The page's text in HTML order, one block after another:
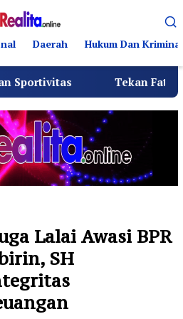
Daerah Hukum Dan Kriminal
Tekan Fatalitas
Lalai Awasi BPR
SH